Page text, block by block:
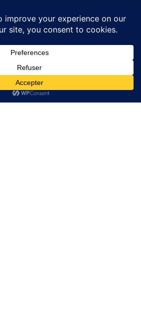
attractifs ?
Liens Utiles
Politique de confidentialité